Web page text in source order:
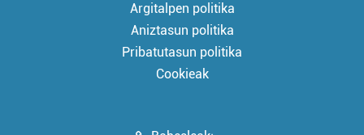
Argitalpen politika
Aniztasun politika
Pribatutasun politika
Cookieak